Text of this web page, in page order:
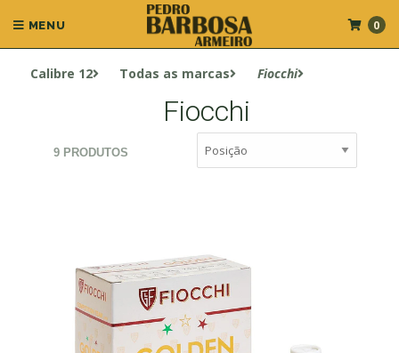
MENU 0
Calibre 12 Todas as marcas Fiocchi
Fiocchi
9 PRODUTOS